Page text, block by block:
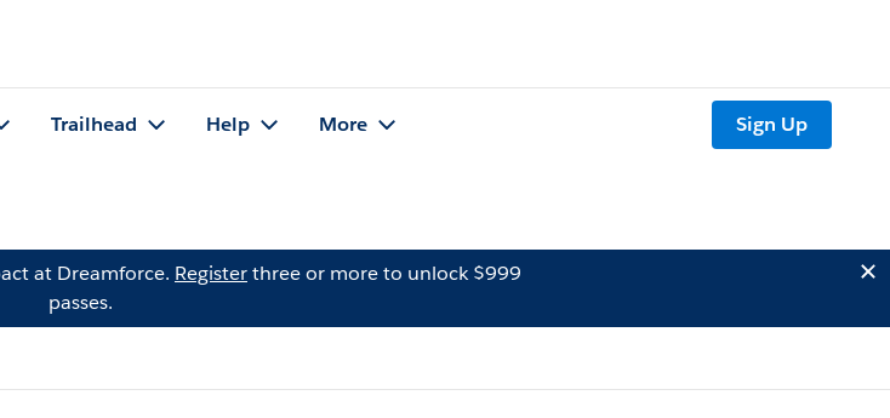
Trailhead Help More Sign Up
at Dreamforce. Registerthree or more to unlock $999
passes.